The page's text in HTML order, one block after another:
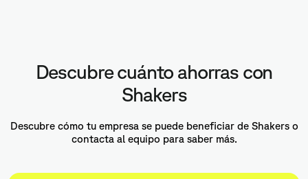
Descubre cuánto ahorras con
Shakers
Descubre cómo tu empresa se puede beneficiar de Shakers o
contacta al equipo para saber más.